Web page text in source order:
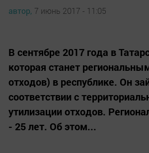
автор, 7 июнь 2017 - 11:05
В сентябре 2017 года в
которая станет
отходов) в республике. Он
соответствии с
утилизации отходов.
- 25 лет. Об этом...